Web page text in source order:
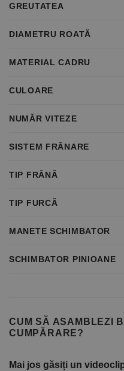
GREUTATEA
DIAMETRU ROATĂ
MATERIAL CADRU
CULOARE
NUMĂR VITEZE
SISTEM FRÂNARE
TIP FRÂNĂ
TIP FURCĂ
MANETE SCHIMBATOR
SCHIMBATOR PINIOANE
CUM SĂ ASAMBLEZI
CUMPĂRARE?
Mai jos găsiți un